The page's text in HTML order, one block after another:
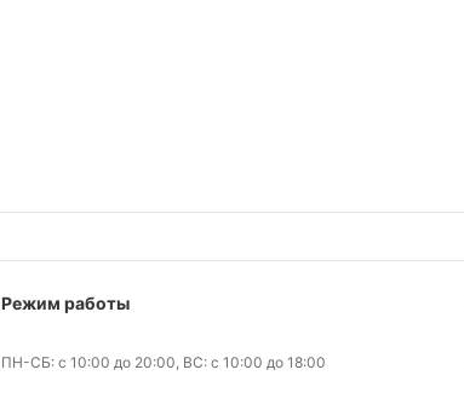
Режим работы
ПН-СБ: с 10:00 до 20:00, ВС: с 10:00 до 18:00